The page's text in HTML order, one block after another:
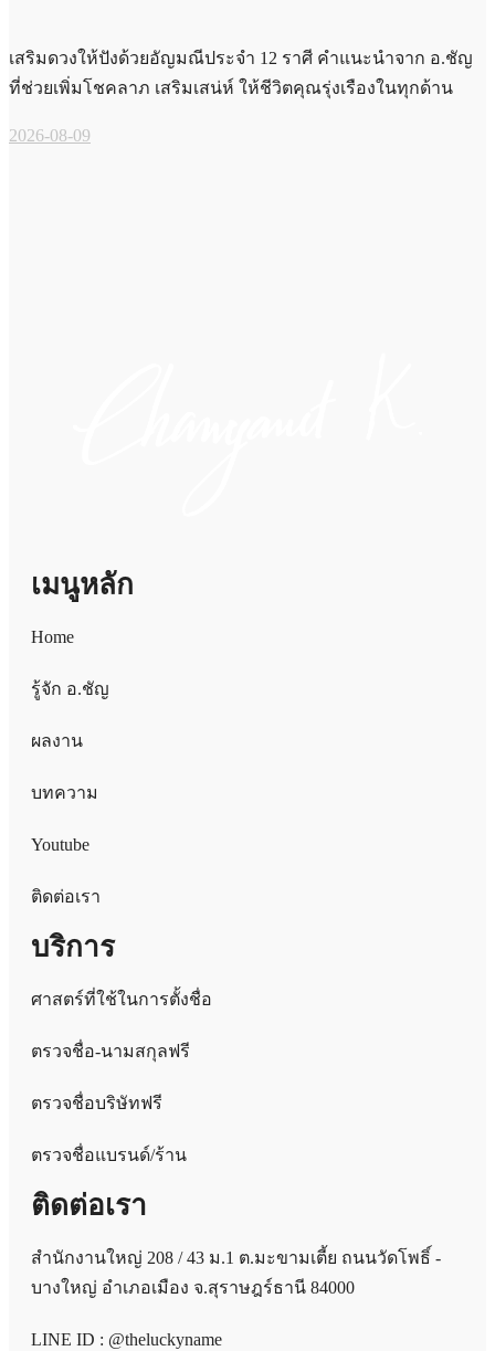
เสริมดวงให้ปังด้วยอัญมณีประจำ 12 ราศี คำแนะนำจาก อ.ชัญ
ที่ช่วยเพิ่มโชคลาภ เสริมเสน่ห์ ให้ชีวิตคุณรุ่งเรืองในทุกด้าน
2026-08-09
เมนูหลัก
Home
รู้จัก อ.ชัญ
ผลงาน
บทความ
Youtube
ติดต่อเรา
บริการ
ศาสตร์ที่ใช้ในการตั้งชื่อ
ตรวจชื่อ-นามสกุลฟรี
ตรวจชื่อบริษัทฟรี
ตรวจชื่อแบรนด์/ร้าน
ติดต่อเรา
สำนักงานใหญ่ 208 / 43 ม.1 ต.มะขามเตี้ย ถนนวัดโพธิ์ -
บางใหญ่ อำเภอเมือง จ.สุราษฎร์ธานี 84000
LINE ID : @theluckyname